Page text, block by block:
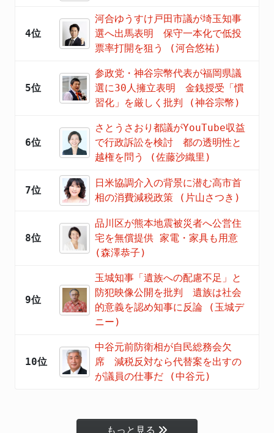
4位
河合ゆうすけ戸田市議が埼玉知事
選へ出馬表明 保守一本化で低投
票率打開を狙う (河合悠祐)
5位
参政党・神谷宗幣代表が福岡県議
選に30人擁立表明 金銭授受「慣
習化」を厳しく批判 (神谷宗幣)
6位
さとうさおり都議がYouTube収益
で行政訴訟を検討 都の透明性と
越権を問う (佐藤沙織里)
7位
日米協調介入の背景に潜む高市首
相の消費減税政策 (片山さつき)
8位
品川区が熊本地震被災者へ公営住
宅を無償提供 家電・家具も用意
(森澤恭子)
9位
玉城知事「遺族への配慮不足」と
防犯映像公開を批判 遺族は社会
的意義を認め知事に反論 (玉城デ
ニー)
10位
中谷元前防衛相が自民総務会欠
席 減税反対なら代替案を出すの
が議員の仕事だ (中谷元)
もっと見る